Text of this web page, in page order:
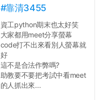
的聲明一樣正式，但至少在
用字上多加留意。有些語句
用說的可能會引人發笑或多
聽幾句，但寫成文字時只會
讓人感到疲乏。
2. 文章主題不明
在學生會臉書的貼文中
可以看到，全篇文章以連字
#靠清3455
資工python期末也太好笑
大家都用meet分享螢幕
code打不出來看別人螢幕就
好
這不是合法作弊嗎?
助教要不要把考試中看meet
的人抓出來...